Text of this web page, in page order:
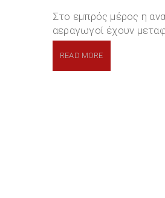
Στο εμπρός μέρος η
αεραγωγοί έχουν
READ MORE